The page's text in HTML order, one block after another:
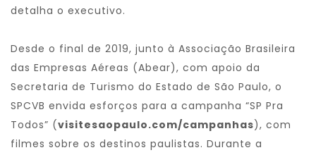
detalha o executivo.
Desde o final de 2019, junto à Associação Brasileira
das Empresas Aéreas (Abear), com apoio da
Secretaria de Turismo do Estado de São Paulo, o
SPCVB envida esforços para a campanha “SP Pra
Todos” (visitesaopaulo.com/campanhas), com
filmes sobre os destinos paulistas. Durante a